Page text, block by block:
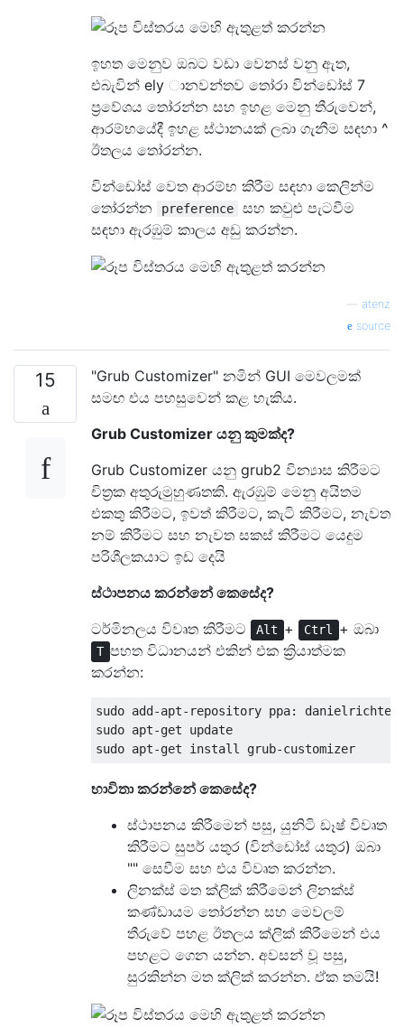
ඉහත මෙනුව ඔබට වඩා වෙනස් වනු ඇත,
එබැවින් ely ානවන්තව තෝරා වින්ඩෝස් 7
ප්‍රවේශය තෝරන්න සහ ඉහළ මෙනු තීරුවෙන්,
ආරම්භයේදී ඉහළ ස්ථානයක් ලබා ගැනීම සඳහා ^
ඊතලය තෝරන්න.
වින්ඩෝස් වෙත ආරම්භ කිරීම සඳහා කෙලින්ම
තෝරන්න
preference
සහ කවුළු පැටවීම
සඳහා ඇරඹුම් කාලය අඩු කරන්න.
atenz
source
15
"Grub Customizer" නමින් GUI මෙවලමක්
සමඟ එය පහසුවෙන් කළ හැකිය.
Grub Customizer යනු කුමක්ද?
Grub Customizer යනු grub2 වින්‍යාස කිරීමට
චිත්‍රක අතුරුමුහුණතකි. ඇරඹුම් මෙනු අයිතම
එකතු කිරීමට, ඉවත් කිරීමට, කැටි කිරීමට, නැවත
නම් කිරීමට සහ නැවත සකස් කිරීමට යෙදුම
පරිශීලකයාට ඉඩ දෙයි
ස්ථාපනය කරන්නේ කෙසේද?
ටර්මිනලය විවෘත කිරීමට
Alt + Ctrl + ඔබා
T පහත විධානයන් එකින් එක ක්‍රියාත්මක
කරන්න:
sudo add-apt-repository ppa:
sudo apt-get update
භාවිතා කරන්නේ කෙසේද?
ස්ථාපනය කිරීමෙන් පසු, යුනිටි ඩෑෂ් විවෘත
කිරීමට සුපර් යතුර (වින්ඩෝස් යතුර) ඔබා
"" සෙවීම සහ එය විවෘත කරන්න.
ලිනක්ස් මත ක්ලික් කිරීමෙන් ලිනක්ස්
කණ්ඩායම තෝරන්න සහ මෙවලම්
තීරුවේ පහළ ඊතලය ක්ලික් කිරීමෙන් එය
පහළට ගෙන යන්න. අවසන් වූ පසු,
සුරකින්න මත ක්ලික් කරන්න. ඒක තමයි!